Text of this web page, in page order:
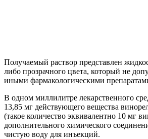
Получаемый раствор представлен
либо прозрачного цвета, который не
иными фармакологическими
В одном миллилитре лекарственного
13,85 мг действующего вещества
(такое количество эквивалентно 10 мг
дополнительного химического
чистую воду для инъекций.